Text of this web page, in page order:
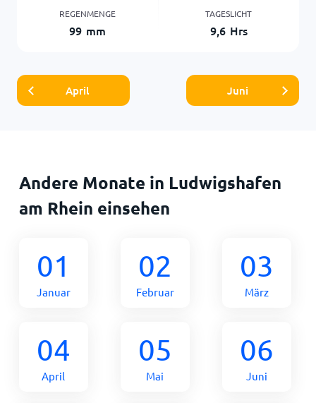
REGENMENGE
99 mm
TAGESLICHT
9,6 Hrs
April Juni
Andere Monate in Ludwigshafen
am Rhein einsehen
01
Januar
02
Februar
03
März
04
April
05
Mai
06
Juni